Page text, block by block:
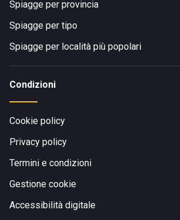
Spiagge per provincia
Spiagge per tipo
Spiagge per località più popolari
Condizioni
Cookie policy
Privacy policy
Termini e condizioni
Gestione cookie
Accessibilità digitale